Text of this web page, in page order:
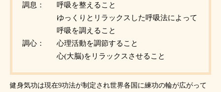
調息：
呼吸を整えること
ゆっくりとリラックスした呼吸法によって
呼吸を調えること
調心：
心理活動を調節すること
心(大脳)をリラックスさせること
健身気功は現在9功法が制定され世界各国に練功の輪が広がって